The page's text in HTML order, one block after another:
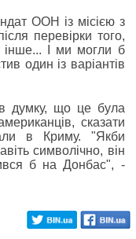
ООН із місією з
перевірки того,
інше... І ми могли б
один із варіантів
думку, що це була
сказати
в Криму. "Якби
символічно, він
б на Донбас", -